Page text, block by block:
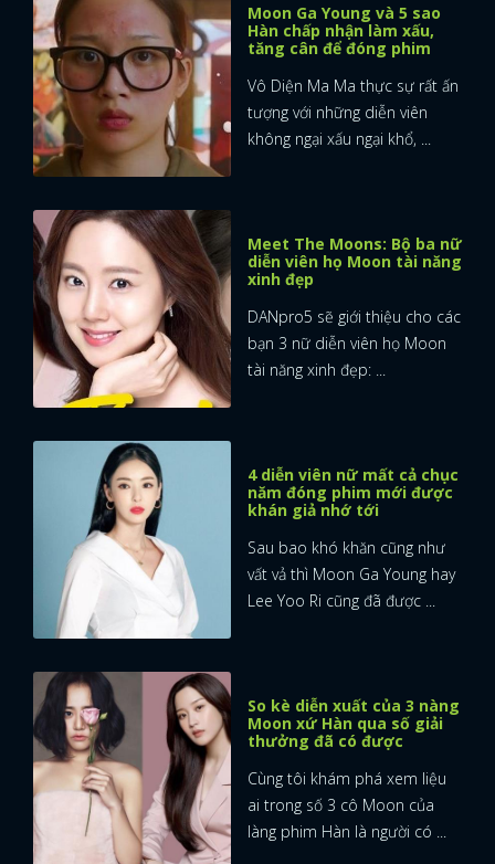
Moon Ga Young và 5 sao
Hàn chấp nhận làm xấu,
tăng cân để đóng phim
Vô Diện Ma Ma thực sự rất ấn
tượng với những diễn viên
không ngại xấu ngại khổ, ...
Meet The Moons: Bộ ba nữ
diễn viên họ Moon tài năng
xinh đẹp
DANpro5 sẽ giới thiệu cho các
bạn 3 nữ diễn viên họ Moon
tài năng xinh đẹp: ...
4 diễn viên nữ mất cả chục
năm đóng phim mới được
khán giả nhớ tới
Sau bao khó khăn cũng như
vất vả thì Moon Ga Young hay
Lee Yoo Ri cũng đã được ...
So kè diễn xuất của 3 nàng
Moon xứ Hàn qua số giải
thưởng đã có được
Cùng tôi khám phá xem liệu
ai trong số 3 cô Moon của
làng phim Hàn là người có ...